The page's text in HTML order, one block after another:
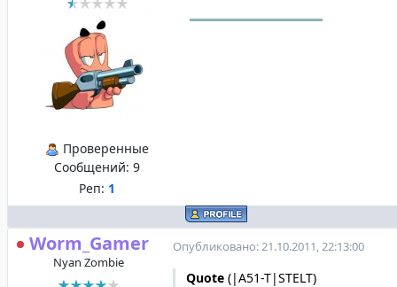
Проверенные
Сообщений: 9
Реп: 1
Worm_Gamer
Nyan Zombie
Опубликовано: 21.10.2011, 22:13:00
Quote (|A51-T|STELT)